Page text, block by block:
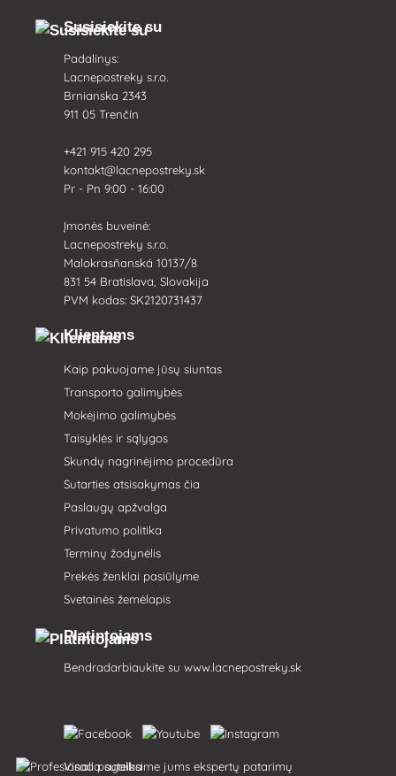
Susisiekite su
Padalinys:
Lacnepostreky s.r.o.
Brnianska 2343
911 05 Trenčín
+421 915 420 295
kontakt@lacnepostreky.sk
Pr - Pn 9:00 - 16:00
Įmonės buveinė:
Lacnepostreky s.r.o.
Malokrasňanská 10137/8
831 54 Bratislava, Slovakija
PVM kodas: SK2120731437
Klientams
Kaip pakuojame jūsų siuntas
Transporto galimybės
Mokėjimo galimybės
Taisyklės ir sąlygos
Skundų nagrinėjimo procedūra
Sutarties atsisakymas čia
Paslaugų apžvalga
Privatumo politika
Terminų žodynėlis
Prekės ženklai pasiūlyme
Svetainės žemėlapis
Platintojams
Bendradarbiaukite su www.lacnepostreky.sk
Visada suteiksime jums ekspertų patarimų